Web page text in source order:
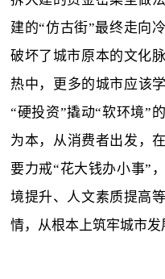
建的“仿古街”最终走向
破坏了城市原本的文化
热中，更多的城市应该
“硬投资”撬动“软环境”
为本，从消费者出发，
要力戒“花大钱办小事”
境提升、人文素质提高
情，从根本上筑牢城市发